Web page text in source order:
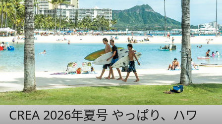
CREA 2026年夏号 やっぱり、ハワ